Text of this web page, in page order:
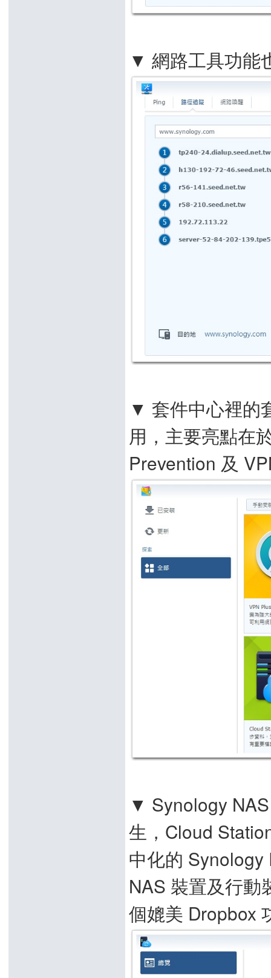
▼ 網路工具功能
▼ 套件中心裡的
用，主要亮點在
Prevention 及
▼ Synology
生，Cloud
中化的
NAS 裝置及行動
個媲美 Dropbox